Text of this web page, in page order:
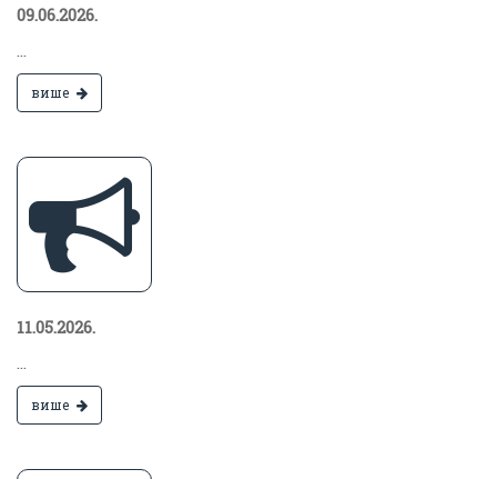
09.06.2026.
...
више
11.05.2026.
...
више